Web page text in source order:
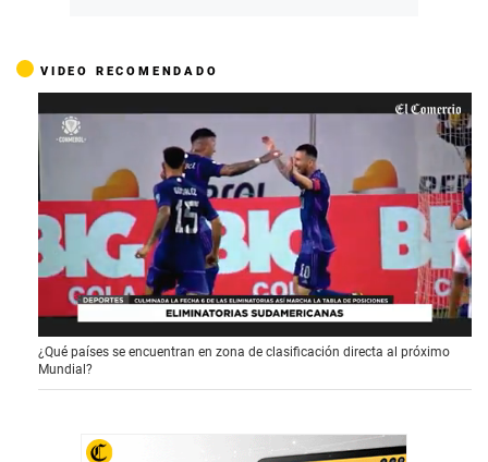
VIDEO RECOMENDADO
0
o
f
1
¿Qué países se encuentran en zona de clasificación directa al próximo
Mundial?